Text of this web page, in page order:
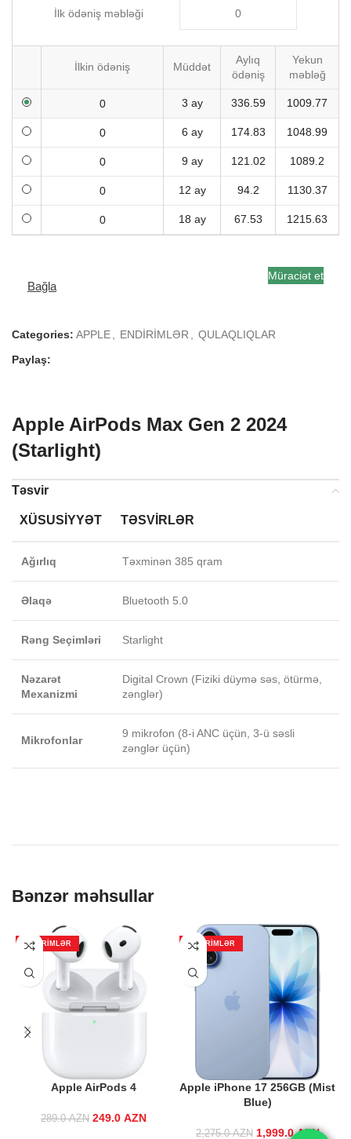
İlk ödəniş məbləği
İlkin ödəniş Müddət
Aylıq
ödəniş
Yekun
məbləğ
3 ay 336.59 1009.77
6 ay 174.83 1048.99
9 ay 121.02 1089.2
12 ay 94.2 1130.37
18 ay 67.53 1215.63
Bağla
Müraciət et
Categories: APPLE, ENDİRİMLƏR , QULAQLIQLAR
Paylaş:
Apple AirPods Max Gen 2 2024
(Starlight)
Təsvir
XÜSUSIYYƏT TƏSVIRLƏR
Ağırlıq Təxminən 385 qram
Əlaqə Bluetooth 5.0
Rəng Seçimləri Starlight
Nəzarət
Mexanizmi
Digital Crown (Fiziki düymə səs, ötürmə,
zənglər)
Mikrofonlar
9 mikrofon (8-i ANC üçün, 3-ü səsli
zənglər üçün)
Bənzər məhsullar
ENDIRIMLƏR
Apple AirPods 4
289.0AZN
Original price
249.0 AZN
ENDIRIMLƏR
Apple iPhone 17 256GB (Mist
Blue)
2,275.0AZN Original price
1,999.0AZN